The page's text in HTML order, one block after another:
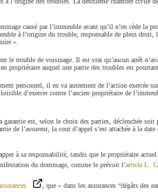
causé par l’immeuble avant qu’il n’en
à l’origine du trouble, responsable de plein
».
trouble de voisinage. Il est vrai qu’aucun arrêt
propriétaire auquel une partie des troubles est
personnel, il en va autrement de l’action
d’exercer contre l’ancien propriétaire de
est, selon le choix des parties, déclenchée
l’assureur, la cour d’appel s’est attachée à la
à sa responsabilité, tandis que le propriétaire
du dommage, comme le prévoit l’article L.
, que « dans les assurances “dégâts des